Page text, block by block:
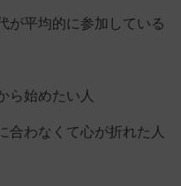
が平均的に参加している
ら始めたい人
合わなくて心が折れた人